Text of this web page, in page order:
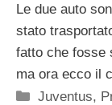
Le due auto
stato
fatto che fosse
ma ora ecco il
Categorie
Juventus,